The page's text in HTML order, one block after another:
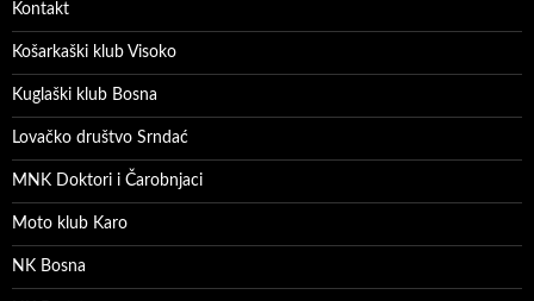
Kontakt
Košarkaški klub Visoko
Kuglaški klub Bosna
Lovačko društvo Srndać
MNK Doktori i Čarobnjaci
Moto klub Karo
NK Bosna